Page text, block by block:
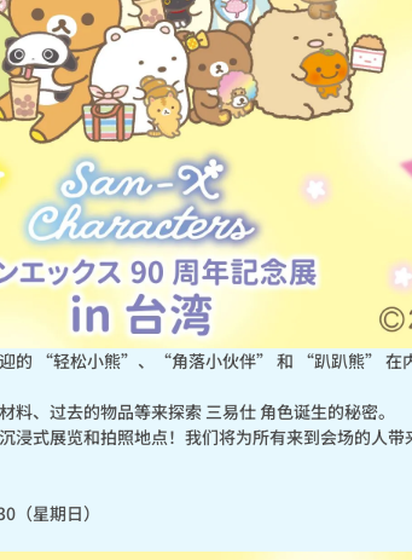
迎的 “轻松小熊”、“角落小伙伴” 和 “趴趴熊” 在
料、过去的物品等来探索 三易仕 角色诞生的秘密。
浸式展览和拍照地点！我们将为所有来到会场的人带
（星期日）